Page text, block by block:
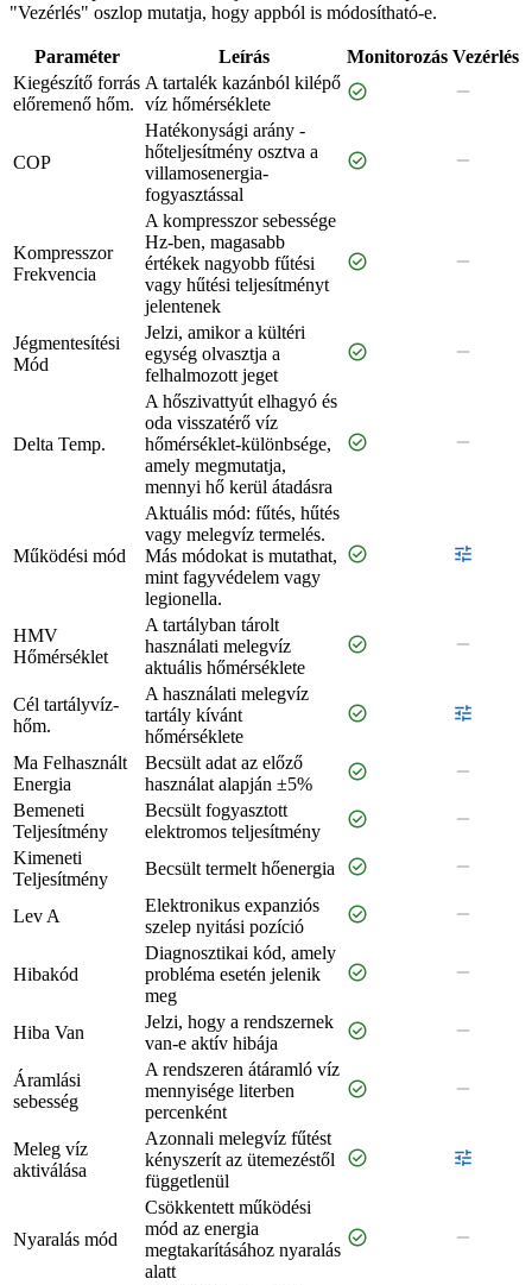
"Vezérlés" oszlop mutatja, hogy appból is módosítható-e.
Paraméter Leírás Monitorozás Vezérlés
Kiegészítő forrás
előremenő hőm.
A tartalék kazánból kilépő
víz hőmérséklete
check_circle remove
COP
Hatékonysági arány -
hőteljesítmény osztva a
villamosenergia-
fogyasztással
check_circle remove
Kompresszor
Frekvencia
A kompresszor sebessége
Hz-ben, magasabb
értékek nagyobb fűtési
vagy hűtési teljesítményt
jelentenek
check_circle remove
Jégmentesítési
Mód
Jelzi, amikor a kültéri
egység olvasztja a
felhalmozott jeget
check_circle remove
Delta Temp.
A hőszivattyút elhagyó és
oda visszatérő víz
hőmérséklet-különbsége,
amely megmutatja,
mennyi hő kerül átadásra
check_circle remove
Működési mód
Aktuális mód: fűtés, hűtés
vagy melegvíz termelés.
Más módokat is mutathat,
mint fagyvédelem vagy
legionella.
check_circle tune
HMV
Hőmérséklet
A tartályban tárolt
használati melegvíz
aktuális hőmérséklete
check_circle remove
Cél tartályvíz-
hőm.
A használati melegvíz
tartály kívánt
hőmérséklete
check_circle tune
Ma Felhasznált
Energia
Becsült adat az előző
használat alapján ±5%
check_circle remove
Bemeneti
Teljesítmény
Becsült fogyasztott
elektromos teljesítmény
check_circle remove
Kimeneti
Teljesítmény
Becsült termelt hőenergia check_circle remove
Lev A
Elektronikus expanziós
szelep nyitási pozíció
check_circle remove
Hibakód
Diagnosztikai kód, amely
probléma esetén jelenik
meg
check_circle remove
Hiba Van
Jelzi, hogy a rendszernek
van-e aktív hibája
check_circle remove
Áramlási
sebesség
A rendszeren átáramló víz
mennyisége literben
percenként
check_circle remove
Meleg víz
aktiválása
Azonnali melegvíz fűtést
kényszerít az ütemezéstől
függetlenül
check_circle tune
Nyaralás mód
Csökkentett működési
mód az energia
megtakarításához nyaralás
alatt
check_circle remove